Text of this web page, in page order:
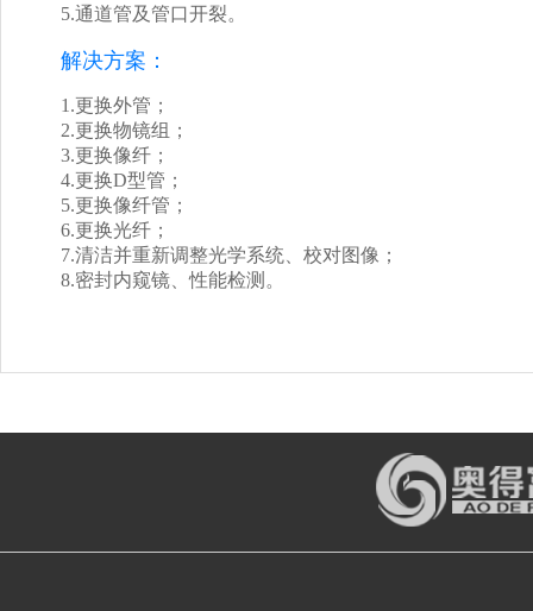
5.通道管及管口开裂。
解决方案：
1.更换外管；
2.更换物镜组；
3.更换像纤；
4.更换D型管；
5.更换像纤管；
6.更换光纤；
7.清洁并重新调整光学系统、校对图像；
8.密封内窥镜、性能检测。